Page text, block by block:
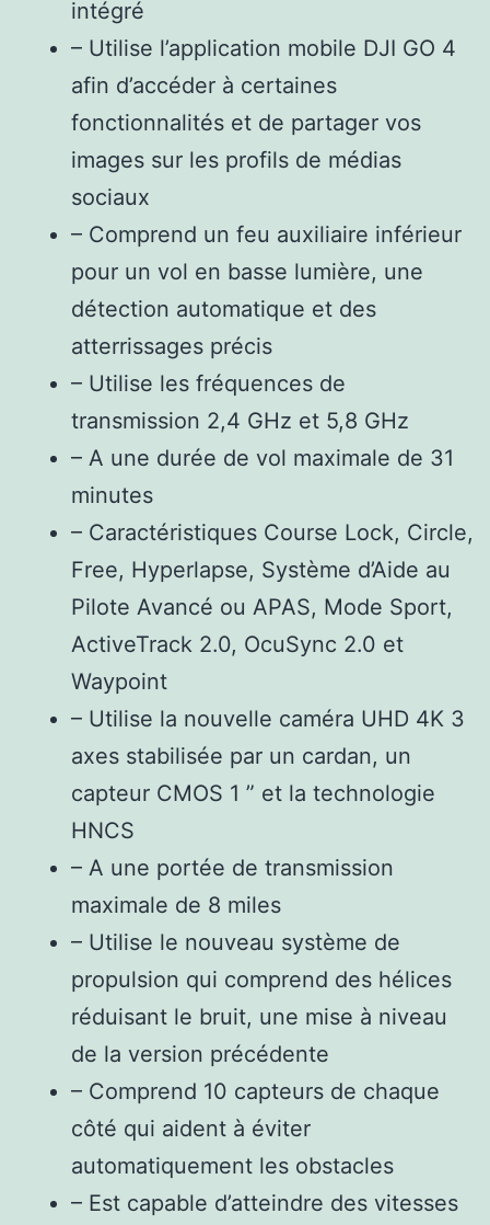
intégré
– Utilise l’application mobile DJI GO 4
afin d’accéder à certaines
fonctionnalités et de partager vos
images sur les profils de médias
sociaux
– Comprend un feu auxiliaire inférieur
pour un vol en basse lumière, une
détection automatique et des
atterrissages précis
– Utilise les fréquences de
transmission 2,4 GHz et 5,8 GHz
– A une durée de vol maximale de 31
minutes
– Caractéristiques Course Lock, Circle,
Free, Hyperlapse, Système d’Aide au
Pilote Avancé ou APAS, Mode Sport,
ActiveTrack 2.0, OcuSync 2.0 et
Waypoint
– Utilise la nouvelle caméra UHD 4K 3
axes stabilisée par un cardan, un
capteur CMOS 1 ” et la technologie
HNCS
– A une portée de transmission
maximale de 8 miles
– Utilise le nouveau système de
propulsion qui comprend des hélices
réduisant le bruit, une mise à niveau
de la version précédente
– Comprend 10 capteurs de chaque
côté qui aident à éviter
automatiquement les obstacles
– Est capable d’atteindre des vitesses